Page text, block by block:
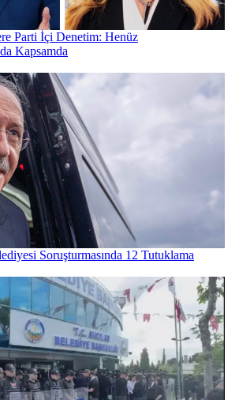
Parti İçi Denetim: Henüz
Kapsamda
Soruşturmasında 12 Tutuklama